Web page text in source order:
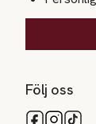
Följ oss